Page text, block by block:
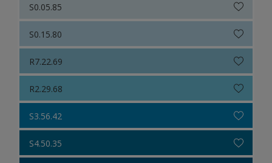
S0.05.85
S0.15.80
R7.22.69
R2.29.68
S3.56.42
S4.50.35